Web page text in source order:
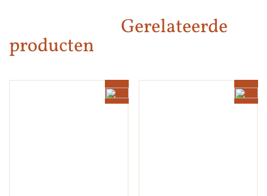
Gerelateerde
producten